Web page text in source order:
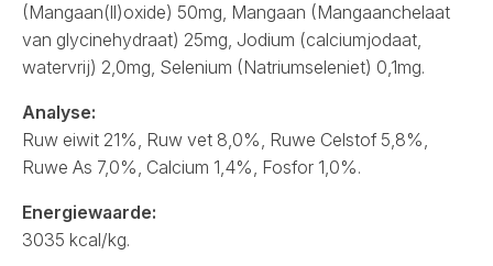
(Mangaan(ll)oxide) 50mg, Mangaan (Mangaanchelaat
van glycinehydraat) 25mg, Jodium (calciumjodaat,
watervrij) 2,0mg, Selenium (Natriumseleniet) 0,1mg.
Analyse:
Ruw eiwit 21%, Ruw vet 8,0%, Ruwe Celstof 5,8%,
Ruwe As 7,0%, Calcium 1,4%, Fosfor 1,0%.
Energiewaarde:
3035 kcal/kg.